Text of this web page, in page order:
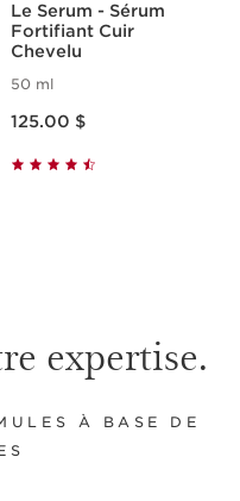
Le Serum - Sérum
Fortifiant Cuir
Chevelu
50 ml
125.00 $
expertise.
À BASE DE